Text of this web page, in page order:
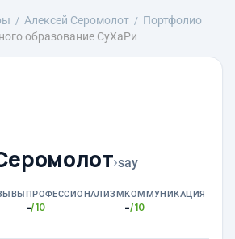
Алексей Серомолот
Портфолио
образование СуХаРи
›say
ПРОФЕССИОНАЛИЗМ
-/10
КОММУНИКАЦИЯ
-/10